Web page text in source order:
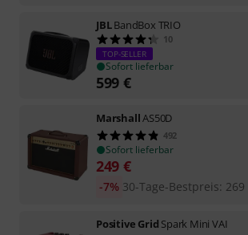
JBLBandBox TRIO
10
TOP-SELLER
Sofort lieferbar
599 €
MarshallAS50D
492
Sofort lieferbar
249 €
30-Tage-Bestpreis: 269
-7%
Positive Grid Spark Mini VAI